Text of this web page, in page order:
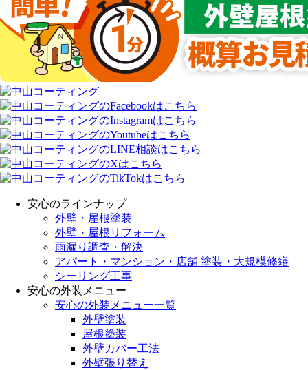
安心のラインナップ
外壁・屋根塗装
外壁・屋根リフォーム
雨漏り調査・解決
アパート・マンション・店舗 塗装・大規模修繕
シーリング工事
安心の外装メニュー
安心の外装メニュー一覧
外壁塗装
屋根塗装
外壁カバー工法
外壁張り替え